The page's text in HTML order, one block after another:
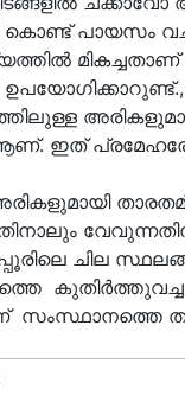
കൊണ്ട് പായസം
ഇത്
ചില
കുതിർത്തുവച്ച